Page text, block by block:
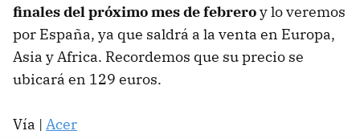
finales del próximo mes de febreroy lo veremos
por España, ya que saldrá a la venta en Europa,
Asia y Africa. Recordemos que su precio se
ubicará en 129 euros.
Vía | Acer